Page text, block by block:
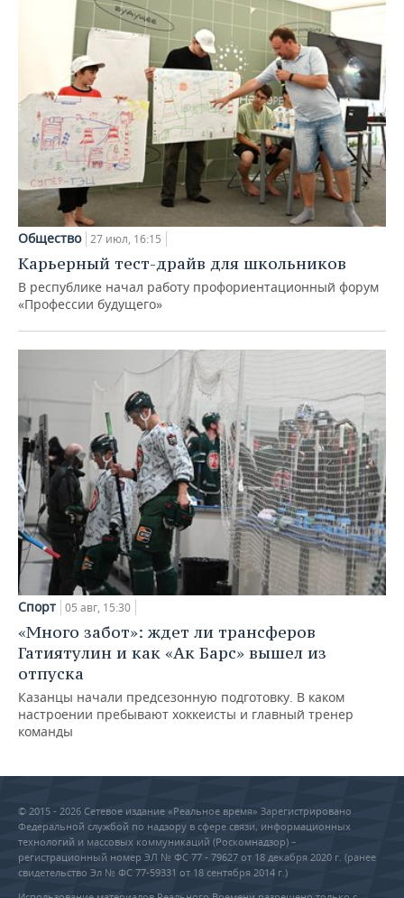
Общество 27 июл, 16:15
Карьерный тест-драйв для школьников
В республике начал работу профориентационный форум
«Профессии будущего»
Спорт 05 авг, 15:30
«Много забот»: ждет ли трансферов
Гатиятулин и как «Ак Барс» вышел из
отпуска
Казанцы начали предсезонную подготовку. В каком
настроении пребывают хоккеисты и главный тренер
команды
© 2015 - 2026 Сетевое издание «Реальное время» Зарегистрировано
Федеральной службой по надзору в сфере связи, информационных
технологий и массовых коммуникаций (Роскомнадзор) –
регистрационный номер ЭЛ № ФС 77 - 79627 от 18 декабря 2020 г. (ранее
свидетельство Эл № ФС 77-59331 от 18 сентября 2014 г.)